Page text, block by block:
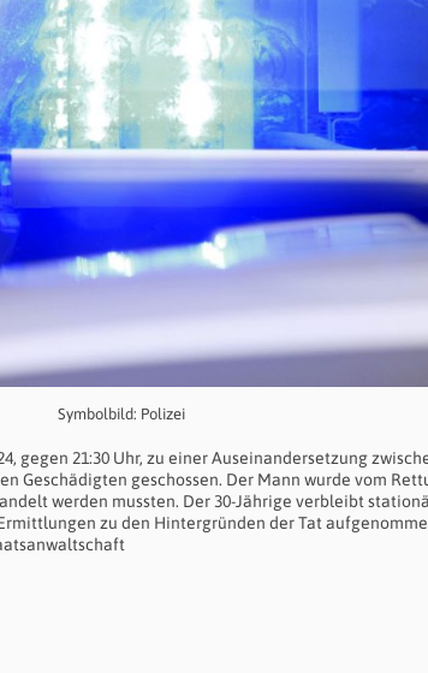
Symbolbild: Polizei
gegen 21:30 Uhr, zu einer Auseinandersetzung
Geschädigten geschossen. Der Mann wurde vom
werden mussten. Der 30-Jährige verbleibt
zu den Hintergründen der Tat